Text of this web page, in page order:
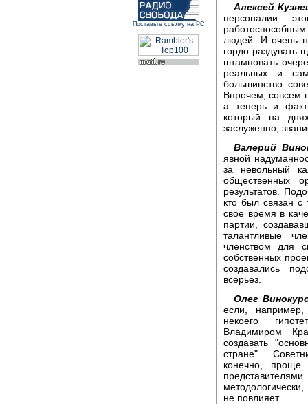
Поставьте ссылку на РС
Алексей
персоналии
людей. И очень
гордо раздувать
штамповать
реальных и
большинство
Впрочем, совсем
а теперь и
который на
заслуженно,
Валерий
явной
за невольный
общественных
результатов.
кто был связан с
свое время в
партии,
талантливые
членством для
собственных
создавались
всерьез.
Олег
если, например,
некоего
Владимиром
создавать
стране".
конечно, проще
не повлияет.